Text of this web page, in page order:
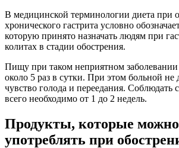
В медицинской терминологии диета при
хронического гастрита условно
которую принято назначать людям при
колитах в стадии обострения.
Пищу при таком неприятном
около 5 раз в сутки. При этом больной
чувство голода и переедания. Соблюдать
всего необходимо от 1 до 2 недель.
Продукты, которые можно
употреблять при